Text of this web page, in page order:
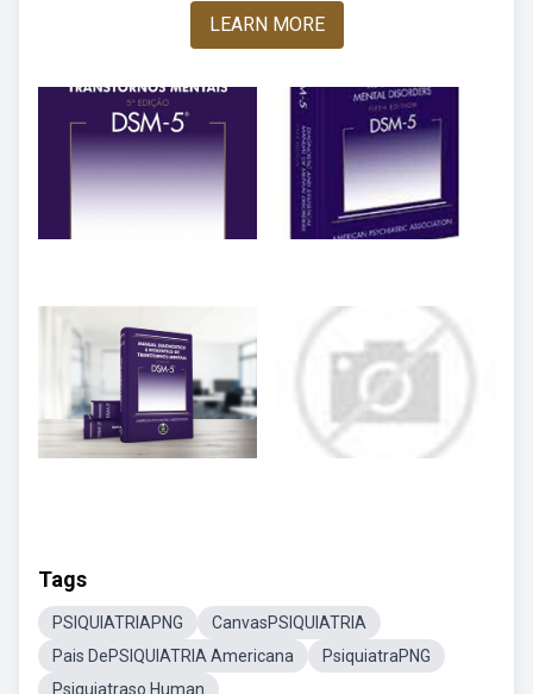
LEARN MORE
Tags
PSIQUIATRIAPNG
CanvasPSIQUIATRIA
Pais DePSIQUIATRIA Americana
PsiquiatraPNG
Psiquiatraso Human